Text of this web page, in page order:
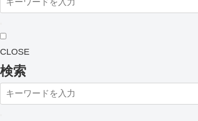
CLOSE
検索